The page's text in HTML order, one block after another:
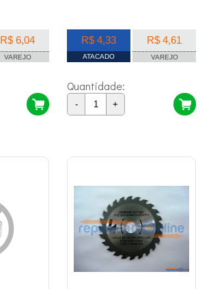
R$ 6,04
VAREJO
R$ 4,33
ATACADO
R$ 4,61
VAREJO
Quantidade:
- +